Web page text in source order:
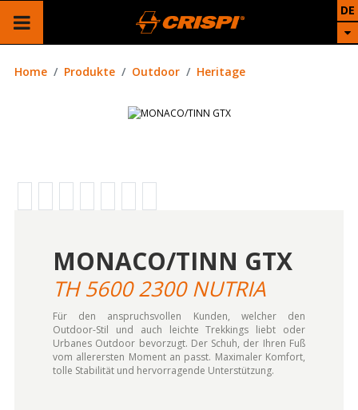
DE
Home Produkte Outdoor Heritage
MONACO/TINN GTX
TH 5600 2300 NUTRIA
Für den anspruchsvollen Kunden, welcher den
Outdoor-Stil und auch leichte Trekkings liebt oder
Urbanes Outdoor bevorzugt. Der Schuh, der Ihren Fuß
vom allerersten Moment an passt. Maximaler Komfort,
tolle Stabilität und hervorragende Unterstützung.